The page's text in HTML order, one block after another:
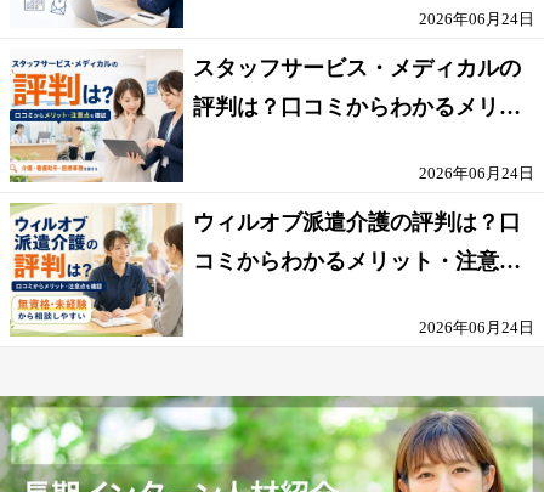
2026年06月24日
スタッフサービス・メディカルの
評判は？口コミからわかるメリッ
2026年06月24日
ウィルオブ派遣介護の評判は？口
コミからわかるメリット・注意点
2026年06月24日